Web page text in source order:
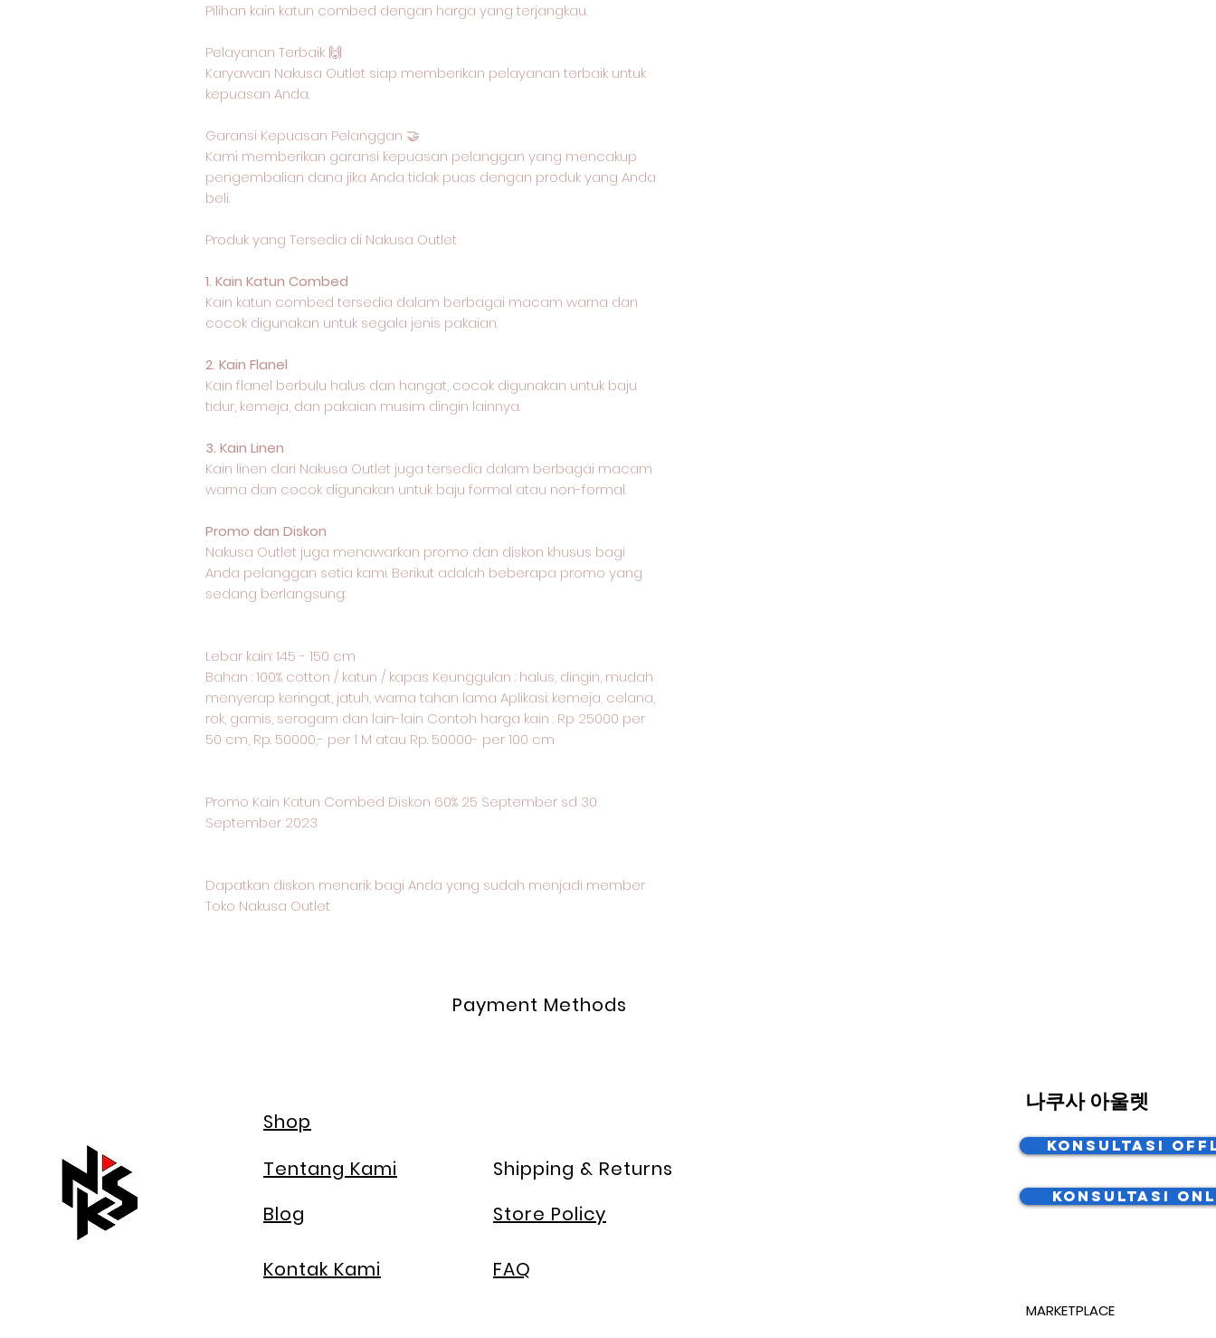
Pilihan kain katun combed dengan harga yang terjangkau.
Pelayanan Terbaik 🙌
Karyawan Nakusa Outlet siap memberikan pelayanan terbaik untuk
kepuasan Anda.
Garansi Kepuasan Pelanggan 🤝
Kami memberikan garansi kepuasan pelanggan yang mencakup
pengembalian dana jika Anda tidak puas dengan produk yang Anda
beli.
Produk yang Tersedia di Nakusa Outlet
1. Kain Katun Combed
Kain katun combed tersedia dalam berbagai macam warna dan
cocok digunakan untuk segala jenis pakaian.
2. Kain Flanel
Kain flanel berbulu halus dan hangat, cocok digunakan untuk baju
tidur, kemeja, dan pakaian musim dingin lainnya.
3. Kain Linen
Kain linen dari Nakusa Outlet juga tersedia dalam berbagai macam
warna dan cocok digunakan untuk baju formal atau non-formal.
Promo dan Diskon
Nakusa Outlet juga menawarkan promo dan diskon khusus bagi
Anda pelanggan setia kami. Berikut adalah beberapa promo yang
sedang berlangsung:
Lebar kain: 145 - 150 cm
Bahan : 100% cotton / katun / kapas Keunggulan : halus, dingin, mudah
menyerap keringat, jatuh, warna tahan lama Aplikasi: kemeja, celana,
rok, gamis, seragam dan lain-lain Contoh harga kain : Rp 25000 per
50 cm, Rp. 50000,- per 1 M atau Rp. 50000- per 100 cm
Promo Kain Katun Combed Diskon 60% 25 September sd 30
September 2023
Dapatkan diskon menarik bagi Anda yang sudah menjadi member
Toko Nakusa Outlet
Payment Methods
Shop
Tentang Kami
Blog
Kontak Kami
Shipping & Returns
Store Policy
FAQ
나쿠사 아울렛
Konsultasi
Konsultasi
MARKETPLACE